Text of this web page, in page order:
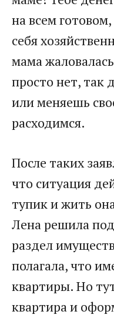
на всем
себя
мама
просто нет, так
или меняешь
расходимся.
После таких
что ситуация
тупик и жить
Лена решила
раздел
полагала, что
квартиры. Но
квартира и